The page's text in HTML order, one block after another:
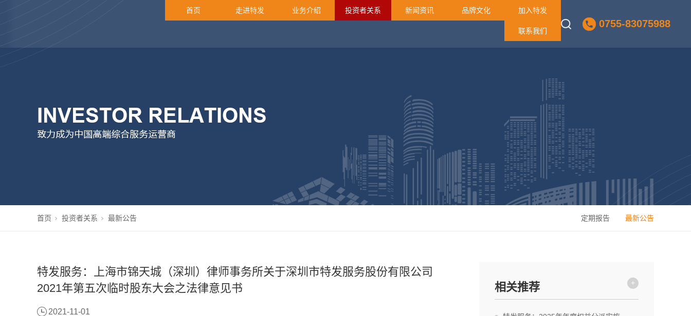
0755-83075988
首页 走进特发 业务介绍 投资者关系 新闻资讯 品牌文化 加入特发
联系我们
首页 投资者关系 最新公告 定期报告 最新公告
特发服务：上海市锦天城（深圳）律师事务所关于深圳市特发服务股份有限公司
2021年第五次临时股东大会之法律意见书
2021-11-01
相关推荐 +